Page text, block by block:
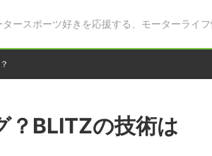
ースポーツ好きを応援する、モーターライフ
？BLITZの技術は